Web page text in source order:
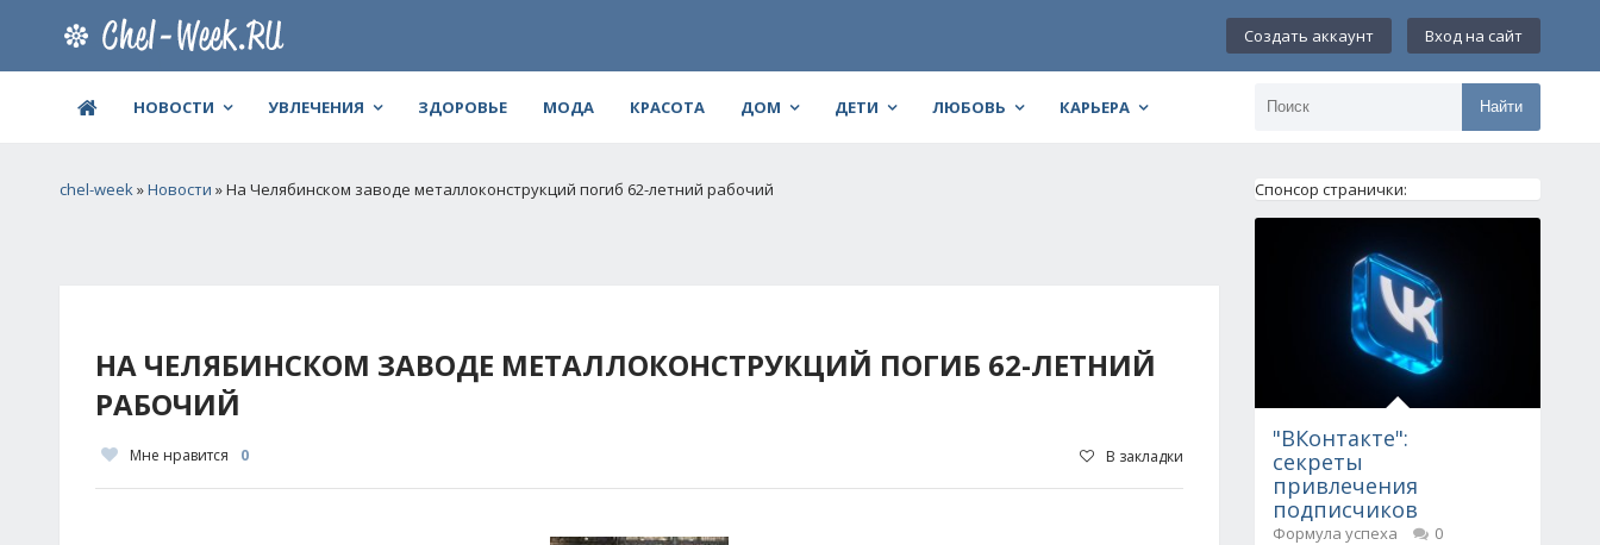
Создать аккаунт Вход на сайт
НОВОСТИ УВЛЕЧЕНИЯ ЗДОРОВЬЕ МОДА КРАСОТА ДОМ ДЕТИ ЛЮБОВЬ КАРЬЕРА Найти
chel-week»Новости » На Челябинском заводе металлоконструкций погиб 62-летний рабочий
НА ЧЕЛЯБИНСКОМ ЗАВОДЕ МЕТАЛЛОКОНСТРУКЦИЙ ПОГИБ 62-ЛЕТНИЙ
РАБОЧИЙ
Мне нравится 0 В закладки
Спонсор странички:
"ВКонтакте":
секреты
привлечения
подписчиков
Формула успеха
0